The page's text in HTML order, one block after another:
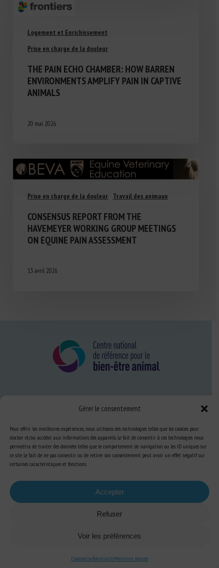
Gérer le consentement
Pour offrir les meilleures expériences, nous utilisons des technologies telles que les cookies pour
stocker et/ou accéder aux informations des appareils. Le fait de consentir à ces technologies nous
permettra de traiter des données telles que le comportement de navigation ou les ID uniques sur
ce site. Le fait de ne pas consentir ou de retirer son consentement peut avoir un effet négatif sur
certaines caractéristiques et fonctions.
Accepter
Refuser
Voir les préférences
CookiesConfidentialitéMentions légales
Logement et Enrichissement
Prise en charge de la douleur
THE PAIN ECHO CHAMBER: HOW BARREN
ENVIRONMENTS AMPLIFY PAIN IN CAPTIVE
ANIMALS
20 mai 2026
Prise en charge de la douleur Travail des animaux
CONSENSUS REPORT FROM THE
HAVEMEYER WORKING GROUP MEETINGS
ON EQUINE PAIN ASSESSMENT
13 avril 2026
Expertise
S’informer sur le BEA
Se former au BEA
Ressources
S’abonner aux actualités